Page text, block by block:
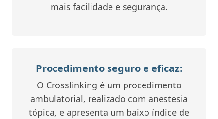
mais facilidade e segurança.
Procedimento seguro e eficaz:
O Crosslinking é um procedimento
ambulatorial, realizado com anestesia
tópica, e apresenta um baixo índice de